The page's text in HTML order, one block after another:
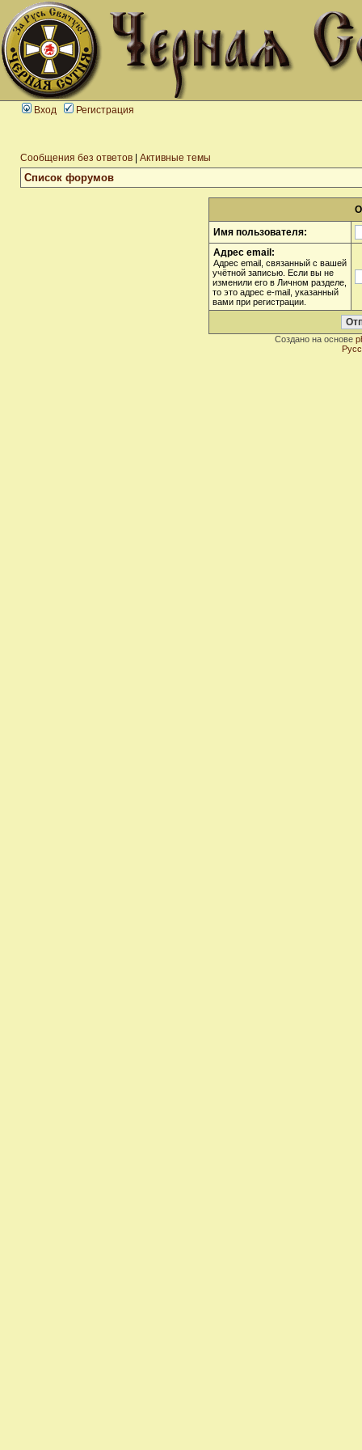
Вход Регистрация
Сообщения без ответов Активные темы
Список форумов
Имя пользователя:
Адрес email:
Адрес email, связанный с вашей
учётной записью. Если вы не
изменили его в Личном разделе,
то это адрес e-mail, указанный
вами при регистрации.
Создано на основе